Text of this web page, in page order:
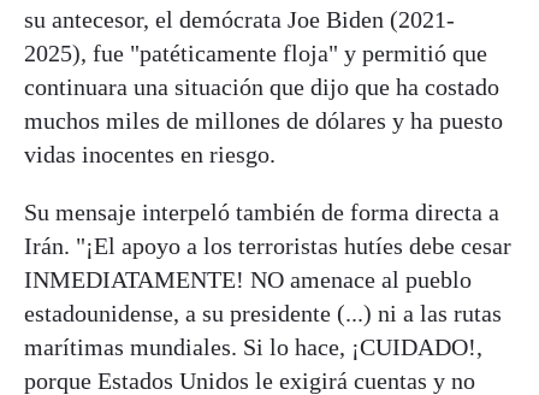
su antecesor, el demócrata Joe Biden (2021-
2025), fue "patéticamente floja" y permitió que
continuara una situación que dijo que ha costado
muchos miles de millones de dólares y ha puesto
vidas inocentes en riesgo.
Su mensaje interpeló también de forma directa a
Irán. "¡El apoyo a los terroristas hutíes debe cesar
INMEDIATAMENTE! NO amenace al pueblo
estadounidense, a su presidente (...) ni a las rutas
marítimas mundiales. Si lo hace, ¡CUIDADO!,
porque Estados Unidos le exigirá cuentas y no